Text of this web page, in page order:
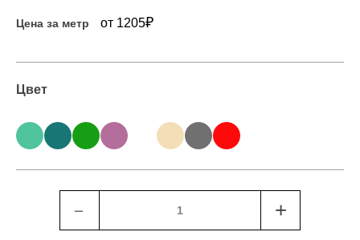
Цена за метр от 1205₽
Цвет
﹣ +